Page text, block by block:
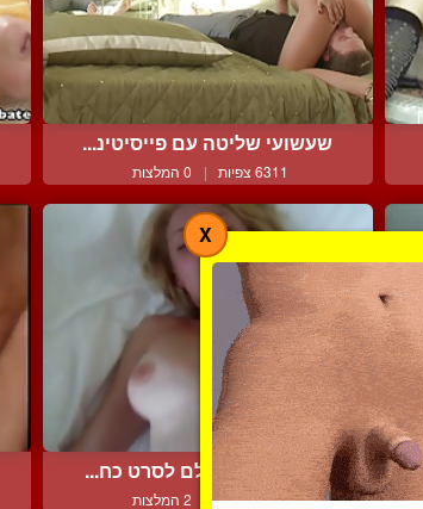
שעשועי שליטה עם פייסיטינ...
6311 צפיות | 0 המלצות
מזיין אותה ומצלם לסרט כח...
6470 צפיות | 2 המלצות
X